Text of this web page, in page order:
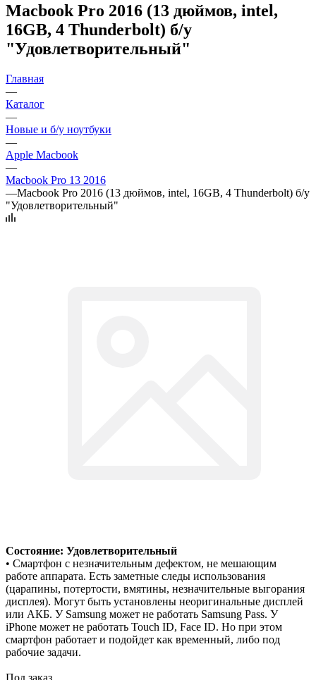
Macbook Pro 2016 (13 дюймов, intel,
16GB, 4 Thunderbolt) б/у
"Удовлетворительный"
Главная
—
Каталог
—
Новые и б/у ноутбуки
—
Apple Macbook
—
Macbook Pro 13 2016
—Macbook Pro 2016 (13 дюймов, intel, 16GB, 4 Thunderbolt) б/у
"Удовлетворительный"
Состояние: Удовлетворительный
• Смартфон с незначительным дефектом, не мешающим
работе аппарата. Есть заметные следы использования
(царапины, потертости, вмятины, незначительные выгорания
дисплея). Могут быть установлены неоригинальные дисплей
или АКБ. У Samsung может не работать Samsung Pass. У
iPhone может не работать Touch ID, Face ID. Но при этом
смартфон работает и подойдет как временный, либо под
рабочие задачи.
Под заказ